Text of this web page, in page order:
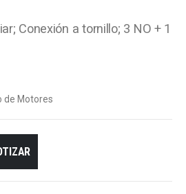
Conexión a tornillo; 3 NO + 1
de Motores